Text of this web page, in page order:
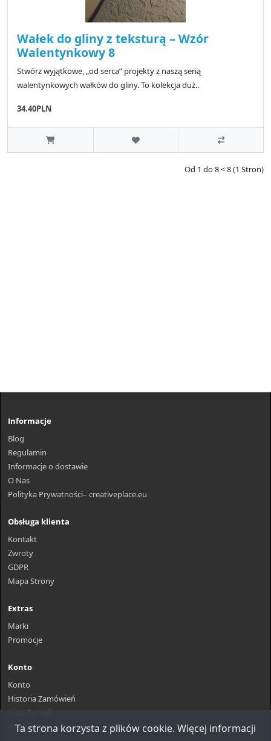
Wałek do gliny z teksturą – Wzór
Walentynkowy 8
Stwórz wyjątkowe, „od serca” projekty z naszą serią
walentynkowych wałków do gliny. To kolekcja duż..
34.40PLN
Od 1 do 8 < 8 (1 Stron)
Informacje
Blog
Regulamin
Informacje o dostawie
O Nas
Polityka Prywatności– creativeplace.eu
Obsługa klienta
Kontakt
Zwroty
GDPR
Mapa Strony
Extras
Marki
Promocje
Konto
Konto
Historia Zamówień
Lista Życzeń
Newsletter
Ta strona korzysta z plików cookie. Więcej informacji